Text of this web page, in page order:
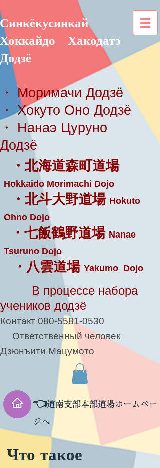
Синкёкусинкай
Хоккайдо
Хакодатэ
Додзё
・ Моримачи Додзё
・ Хокуто Оно Додзё
・ Нанаэ Цуруно
Додзё
・北海道森町道場
Hokkaido Morimachi Dojo
・北斗大野道場 Hokuto
Ohno Dojo
・七飯鶴野道場 Nanae
Tsuruno Dojo
・八雲道場 Yakumo Dojo
В процессе набора
учеников додзё
Контакт 080-5581-0530
Ответственный человек
Дзюнъити Мацумото
👈道南支部本部道場ホームペー
ジへ
Что такое